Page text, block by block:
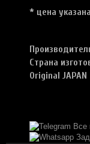
* цена
Страна
Original JAPAN
Все